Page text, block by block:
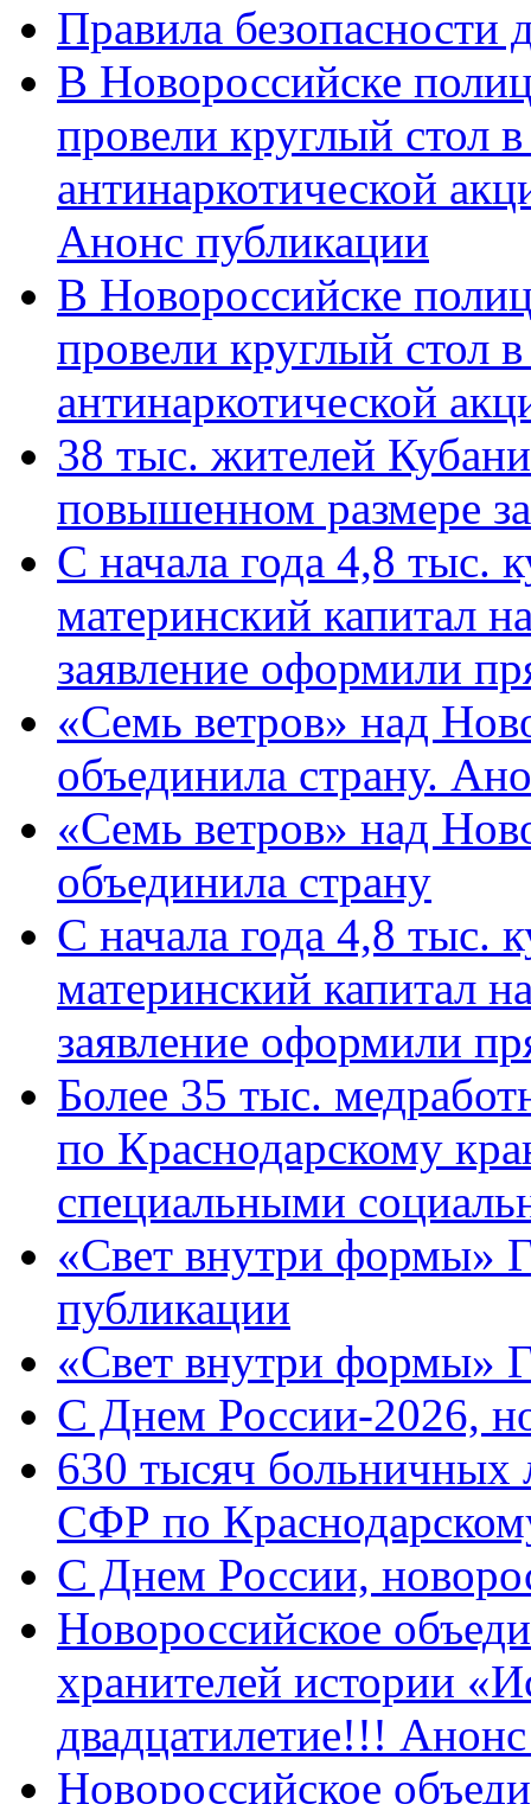
Правила безопасности
В Новороссийске
провели круглый стол
антинаркотической
Анонс публикации
В Новороссийске
провели круглый стол
антинаркотической
38 тыс. жителей
повышенном размере
С начала года 4,8 тыс.
материнский капитал
заявление оформили
«Семь ветров» над
объединила страну.
«Семь ветров» над
объединила страну
С начала года 4,8 тыс.
материнский капитал
заявление оформили
Более 35 тыс.
по Краснодарскому
специальными
«Свет внутри формы»
публикации
«Свет внутри формы»
C Днем России-2026,
630 тысяч больничных
СФР по
C Днем России,
Новороссийское
хранителей истории
двадцатилетие!!!
Новороссийское